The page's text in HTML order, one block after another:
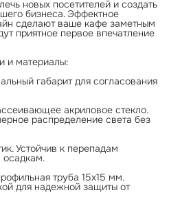
новых посетителей и создать
бизнеса. Эффектное
сделают ваше кафе заметным
приятное первое впечатление
и материалы:
габарит для согласования
акриловое стекло.
распределение света без
Устойчив к перепадам
осадкам.
труба 15х15 мм.
для надежной защиты от